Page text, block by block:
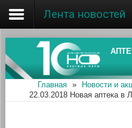
Главная
Об ассоциации
Наши аптеки
Лента новостей
Главная » Новости и
22.03.2018 Новая аптека в